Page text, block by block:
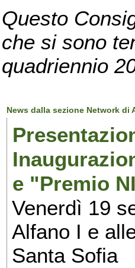
Questo
che si sono
quadriennio
News dalla sezione Network di
e "Premio
Venerdì 19
Alfano I e
Santa Sofia